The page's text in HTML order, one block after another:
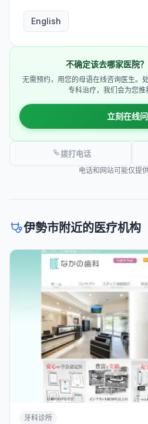
English
不确定该去哪家医院
无需预约，用您的母语在线咨询医生。
专科治疗，我们会为您推
立刻在线
拨打电话
电话和网站可能仅提
伊勢市附近的医疗机构
牙科诊所